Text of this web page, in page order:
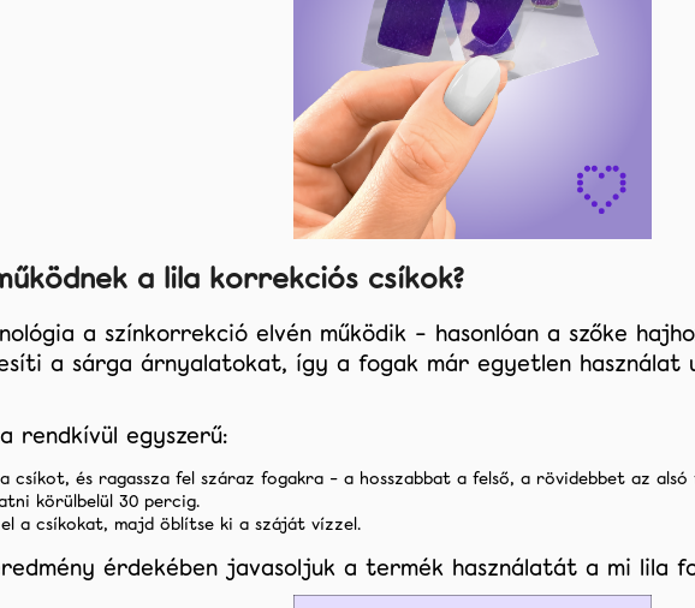
a lila korrekciós csíkok?
a színkorrekció elvén működik – hasonlóan a szőke
a sárga árnyalatokat, így a fogak már egyetlen használat
rendkívül egyszerű:
csíkot, és ragassza fel száraz fogakra – a hosszabbat a felső, a rövidebbet az
körülbelül 30 percig.
a csíkokat, majd öblítse ki a száját vízzel.
érdekében javasoljuk a termék használatát a mi lila